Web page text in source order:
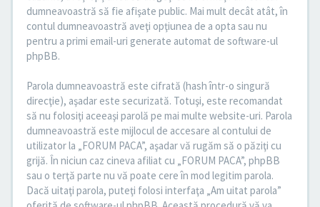
dumneavoastră să fie afişate public. Mai mult decât atât, în
contul dumneavoastră aveţi opţiunea de a opta sau nu
pentru a primi email-uri generate automat de software-ul
phpBB.
Parola dumneavoastră este cifrată (hash într-o singură
direcţie), aşadar este securizată. Totuşi, este recomandat
să nu folosiţi aceeaşi parolă pe mai multe website-uri. Parola
dumneavoastră este mijlocul de accesare al contului de
utilizator la „FORUM PACA”, aşadar vă rugăm să o păziţi cu
grijă. În niciun caz cineva afiliat cu „FORUM PACA”, phpBB
sau o terţă parte nu vă poate cere în mod legitim parola.
Dacă uitaţi parola, puteţi folosi interfaţa „Am uitat parola”